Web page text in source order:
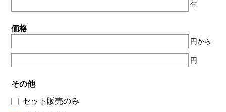
年
価格
円から
円
その他
セット販売のみ